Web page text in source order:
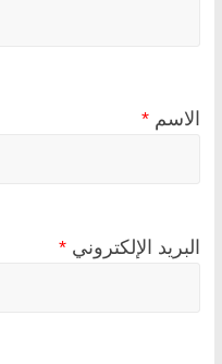
الاسم *
البريد الإلكتروني *